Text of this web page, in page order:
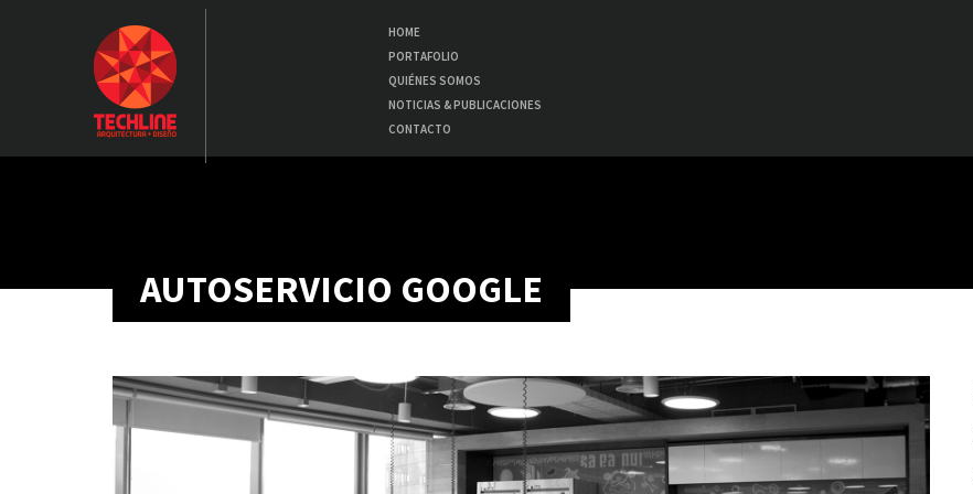
HOME
PORTAFOLIO
QUIÉNES SOMOS
NOTICIAS & PUBLICACIONES
CONTACTO
AUTOSERVICIO GOOGLE